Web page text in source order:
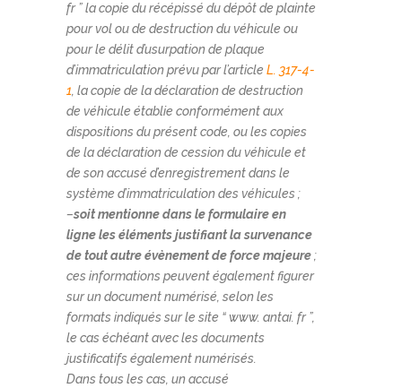
fr ” la copie du récépissé du dépôt de plainte
pour vol ou de destruction du véhicule ou
pour le délit d’usurpation de plaque
d’immatriculation prévu par l’article L. 317-4-
1 , la copie de la déclaration de destruction
de véhicule établie conformément aux
dispositions du présent code, ou les copies
de la déclaration de cession du véhicule et
de son accusé d’enregistrement dans le
système d’immatriculation des véhicules ;
–soit mentionne dans le formulaire en
ligne les éléments justifiant la survenance
de tout autre évènement de force majeure ;
ces informations peuvent également figurer
sur un document numérisé, selon les
formats indiqués sur le site “ www. antai. fr ”,
le cas échéant avec les documents
justificatifs également numérisés.
Dans tous les cas, un accusé